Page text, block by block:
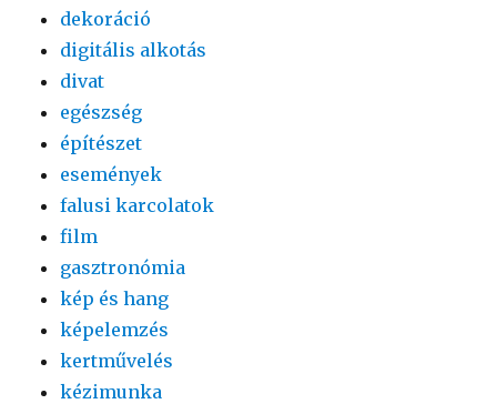
dekoráció
digitális alkotás
divat
egészség
építészet
események
falusi karcolatok
film
gasztronómia
kép és hang
képelemzés
kertművelés
kézimunka